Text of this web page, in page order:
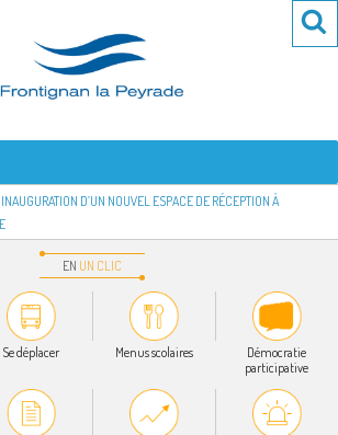
LA PEYRADE
INAUGURATION D’UN NOUVEL ESPACE DE RÉCEPTION À
EN UN CLIC
Se déplacer Menus scolaires
Démocratie
participative